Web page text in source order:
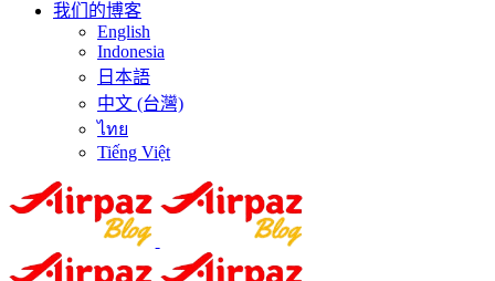
我们的博客
English
Indonesia
日本語
中文 (台灣)
ไทย
Tiếng Việt